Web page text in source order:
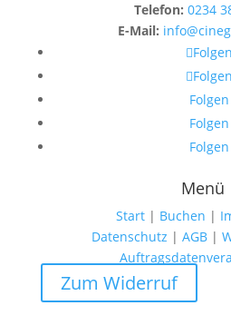
Telefon: 0234
E-Mail:
Folgen
Folgen
Folgen
Folgen
Folgen
Menü
Start | Buchen |
Datenschutz | AGB|
Zum Widerruf